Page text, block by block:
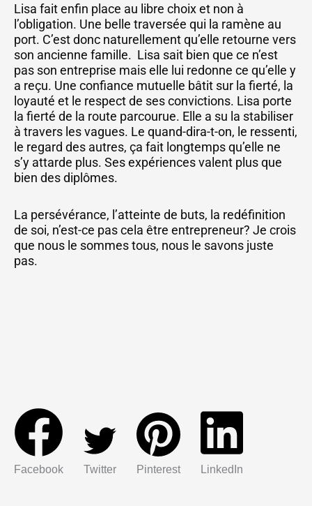
Lisa fait enfin place au libre choix et non à
l’obligation. Une belle traversée qui la ramène au
port. C’est donc naturellement qu’elle retourne vers
son ancienne famille. Lisa sait bien que ce n’est
pas son entreprise mais elle lui redonne ce qu’elle y
a reçu. Une confiance mutuelle bâtit sur la fierté, la
loyauté et le respect de ses convictions. Lisa porte
la fierté de la route parcourue. Elle a su la stabiliser
à travers les vagues. Le quand-dira-t-on, le ressenti,
le regard des autres, ça fait longtemps qu’elle ne
s’y attarde plus. Ses expériences valent plus que
bien des diplômes.
La persévérance, l’atteinte de buts, la redéfinition
de soi, n’est-ce pas cela être entrepreneur? Je crois
que nous le sommes tous, nous le savons juste
pas.
Facebook Twitter Pinterest LinkedIn